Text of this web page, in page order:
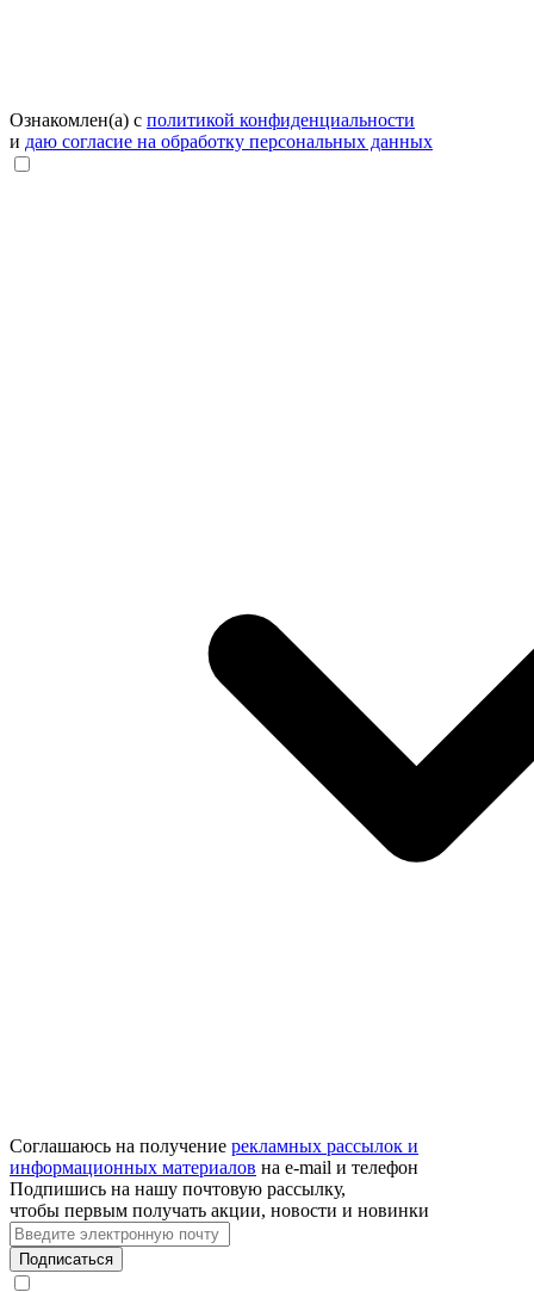
Ознакомлен(а) с политикой конфиденциальности
и даю согласие на обработку персональных данных
Соглашаюсь на получение рекламных рассылок и
информационных материалов на e‑mail и телефон
Подпишись на нашу почтовую рассылку,
чтобы первым получать акции, новости и новинки
Подписаться